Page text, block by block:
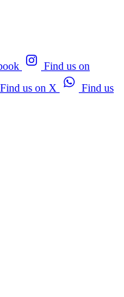
Find us on
Find us on X
Find us